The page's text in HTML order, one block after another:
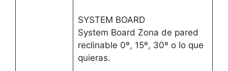
SYSTEM BOARD
System Board Zona de pared
reclinable 0º, 15º, 30º o lo que
quieras.